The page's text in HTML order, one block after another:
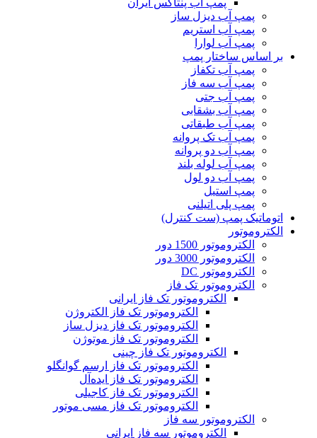
پمپ آب پنتاکس ایران
پمپ آب دیزل ساز
پمپ آب استریم
پمپ آب لوارا
بر اساس ساختار پمپ
پمپ آب تکفاز
پمپ آب سه فاز
پمپ آب جتی
پمپ آب بشقابی
پمپ آب طبقاتی
پمپ آب تک پروانه
پمپ آب دو پروانه
پمپ آب لوله بلند
پمپ آب دو لول
پمپ استیل
پمپ پلی اتیلنی
اتوماتیک پمپ (ست کنترل)
الکتروموتور
الکتروموتور 1500 دور
الکتروموتور 3000 دور
الکتروموتور DC
الکتروموتور تک فاز
الکتروموتور تک فاز ایرانی
الکتروموتور تک فاز الکتروژن
الکتروموتور تک فاز دیزل ساز
الکتروموتور تک فاز موتوژن
الکتروموتور تک فاز چینی
الکتروموتور تک فاز ارسم گوانگلو
الکتروموتور تک فاز ایده‌آل
الکتروموتور تک فاز کاجیلی
الکتروموتور تک فاز مسی موتور
الکتروموتور سه فاز
الکتروموتور سه فاز ایرانی